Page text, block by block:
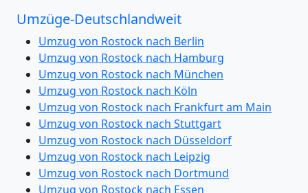
Umzüge-Deutschlandweit
Umzug von Rostock nach Berlin
Umzug von Rostock nach Hamburg
Umzug von Rostock nach München
Umzug von Rostock nach Köln
Umzug von Rostock nach Frankfurt am Main
Umzug von Rostock nach Stuttgart
Umzug von Rostock nach Düsseldorf
Umzug von Rostock nach Leipzig
Umzug von Rostock nach Dortmund
Umzug von Rostock nach Essen